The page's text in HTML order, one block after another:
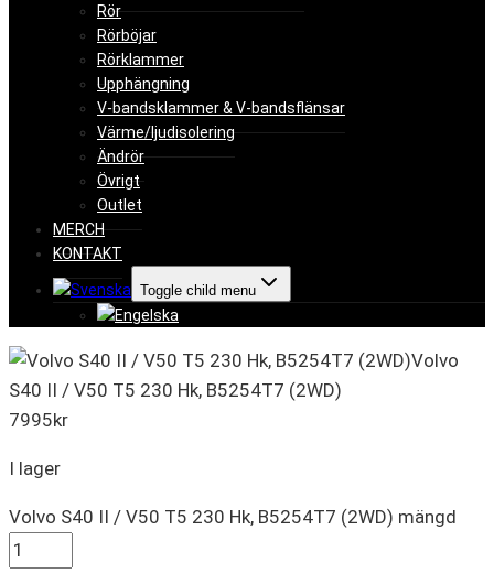
Rör
Rörböjar
Rörklammer
Upphängning
V-bandsklammer & V-bandsflänsar
Värme/ljudisolering
Ändrör
Övrigt
Outlet
MERCH
KONTAKT
Toggle child menu
Volvo
S40 II / V50 T5 230 Hk, B5254T7 (2WD)
7995kr
I lager
Volvo S40 II / V50 T5 230 Hk, B5254T7 (2WD) mängd